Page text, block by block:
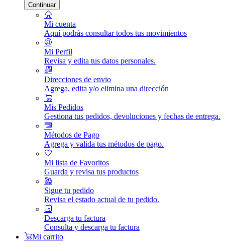
Continuar
Mi cuenta
Aquí podrás consultar todos tus movimientos
Mi Perfil
Revisa y edita tus datos personales.
Direcciones de envio
Agrega, edita y/o elimina una dirección
Mis Pedidos
Gestiona tus pedidos, devoluciones y fechas de entrega.
Métodos de Pago
Agrega y valida tus métodos de pago.
Mi lista de Favoritos
Guarda y revisa tus productos
Sigue tu pedido
Revisa el estado actual de tu pedido.
Descarga tu factura
Consulta y descarga tu factura
Mi carrito